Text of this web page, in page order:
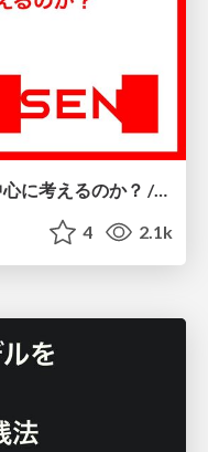
なぜAI時代に 「イベント」を中心に考えるのか？ / Why focus on "events" in the age of AI?
4 2.1k